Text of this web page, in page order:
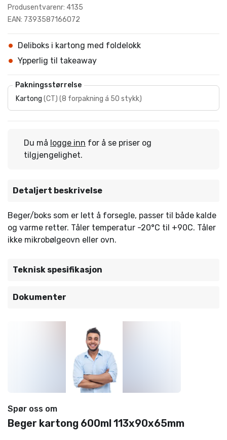
Produsentvarenr: 4135
EAN: 7393587166072
Deliboks i kartong med foldelokk
Ypperlig til takeaway
Pakningsstørrelse
Kartong (CT) (8 forpakning á 50 stykk)
Du må logge inn for å se priser og
tilgjengelighet.
Detaljert beskrivelse
Beger/boks som er lett å forsegle, passer til både kalde
og varme retter. Tåler temperatur -20°C til +90C. Tåler
ikke mikrobølgeovn eller ovn.
Teknisk spesifikasjon
Dokumenter
Spør oss om
Beger kartong 600ml 113x90x65mm